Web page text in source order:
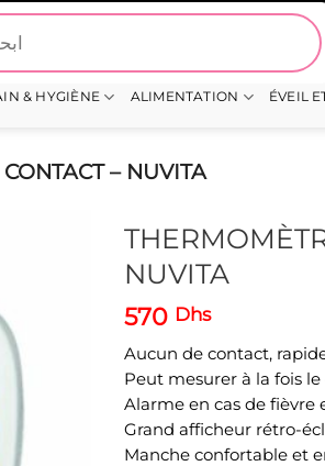
& HYGIÈNE ALIMENTATION ÉVEIL
– NUVITA
NUVITA
570 Dhs
Aucun de contact,
Peut mesurer à la fois
Alarme en cas de
Grand afficheur rétro-
Manche confortable et